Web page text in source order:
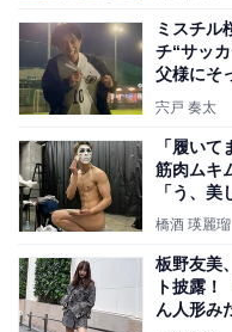
ミスチル
チ“サッ
父様にそ
宍戸 奏太
「履い
筋肉ムキ
「う、美
橋酒 瑛麗瑠
板野友美
ト披露！
ん人形み